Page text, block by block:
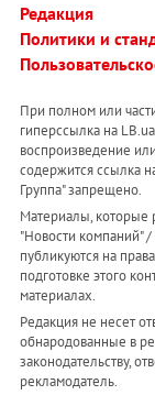
Редакция
Политики и
При полном или
гиперссылка на
воспроизведение
содержится ссылка
Группа" запрещено.
Материалы, которые
"Новости компаний"
публикуются на
подготовке этого
материалах.
Редакция не несет
обнародованные в
законодательству,
рекламодатель.